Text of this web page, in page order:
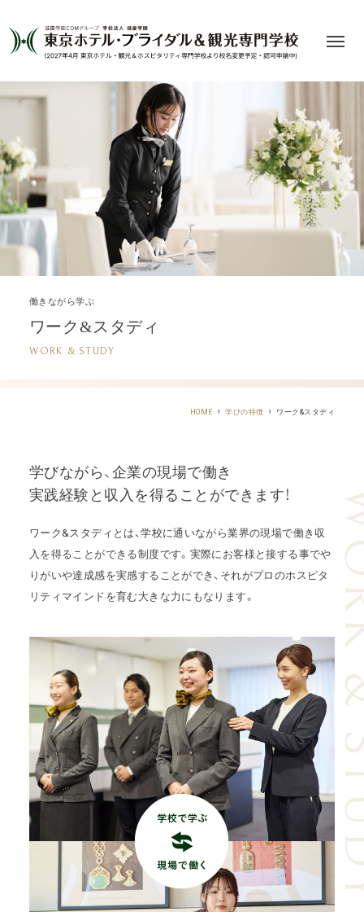
働きながら学ぶ
ワーク&スタディ
WORK & STUDY
HOME 学びの特徴 ワーク&スタディ
学びながら、企業の現場で働き
実践経験と収入を得ることができます！
ワーク&スタディとは、学校に通いながら業界の現場で働き収
入を得ることができる制度です。 実際にお客様と接する事でや
りがいや達成感を実感することができ、それがプロのホスピタ
リティマインドを育む大きな力にもなります。